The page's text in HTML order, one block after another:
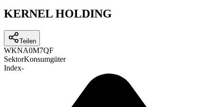
KERNEL HOLDING
Teilen
WKNA0M7QF
SektorKonsumgüter
Index-